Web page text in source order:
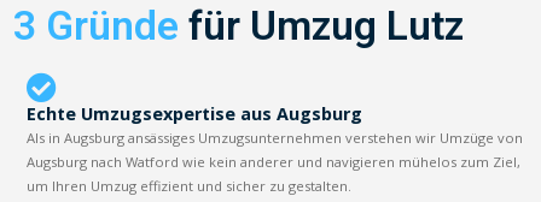
3 Gründe für Umzug Lutz
Echte Umzugsexpertise aus Augsburg
Als in Augsburg ansässiges Umzugsunternehmen verstehen wir Umzüge von
Augsburg nach Watford wie kein anderer und navigieren mühelos zum Ziel,
um Ihren Umzug effizient und sicher zu gestalten.